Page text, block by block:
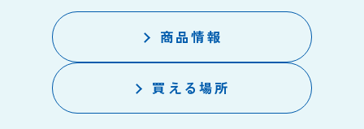
商品情報
買える場所